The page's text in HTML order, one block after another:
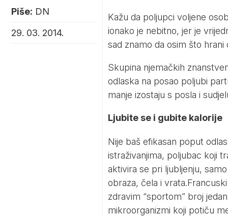
Piše: DN
29. 03. 2014.
Kažu da poljupci voljene
ionako je nebitno, jer je
sad znamo da osim što
Skupina njemačkih
odlaska na posao poljubi
manje izostaju s posla i
Ljubite se i gubite kalorije
Nije baš efikasan poput
istraživanjima, poljubac koji
aktivira se pri ljubljenju,
obraza, čela i
zdravim “sportom” broj
mikroorganizmi koji potiču